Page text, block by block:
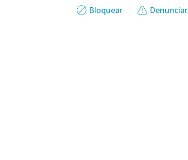
Bloquear Denunciar